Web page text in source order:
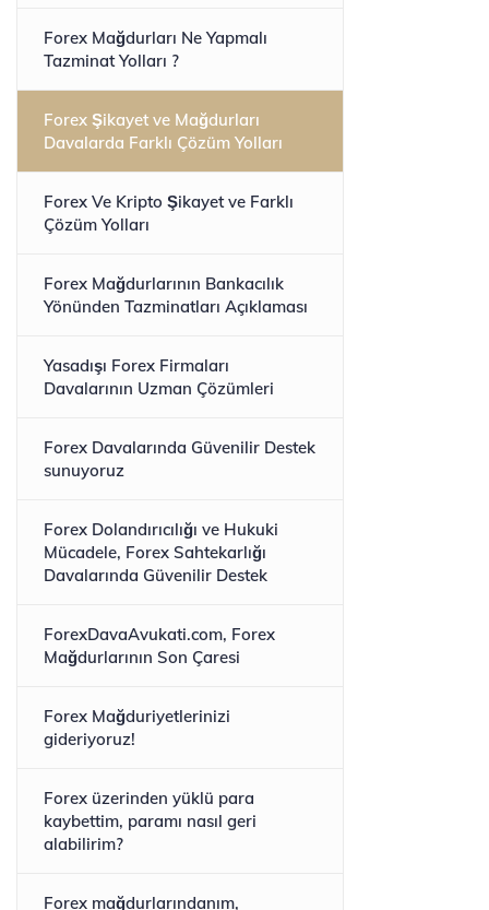
Forex Mağdurları Ne Yapmalı
Tazminat Yolları ?
Forex Şikayet ve Mağdurları
Davalarda Farklı Çözüm Yolları
Forex Ve Kripto Şikayet ve Farklı
Çözüm Yolları
Forex Mağdurlarının Bankacılık
Yönünden Tazminatları Açıklaması
Yasadışı Forex Firmaları
Davalarının Uzman Çözümleri
Forex Davalarında Güvenilir Destek
sunuyoruz
Forex Dolandırıcılığı ve Hukuki
Mücadele, Forex Sahtekarlığı
Davalarında Güvenilir Destek
ForexDavaAvukati.com, Forex
Mağdurlarının Son Çaresi
Forex Mağduriyetlerinizi
gideriyoruz!
Forex üzerinden yüklü para
kaybettim, paramı nasıl geri
alabilirim?
Forex mağdurlarındanım,